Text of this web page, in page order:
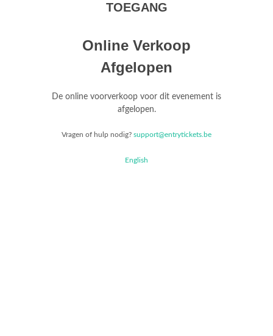
TOEGANG
Online Verkoop
Afgelopen
De online voorverkoop voor dit evenement is
afgelopen.
Vragen of hulp nodig? support@entrytickets.be
English